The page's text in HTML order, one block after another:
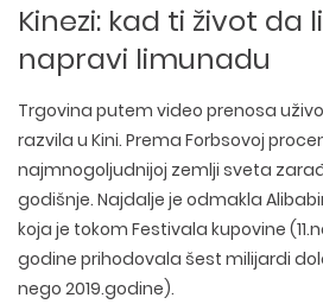
Kinezi: kad ti život da
napravi limunadu
Trgovina putem video prenosa
razvila u Kini. Prema Forbsovoj
najmnogoljudnijoj zemlji sveta
godišnje. Najdalje je odmakla
koja je tokom Festivala kupovine
godine prihodovala šest milijardi
nego 2019.godine).